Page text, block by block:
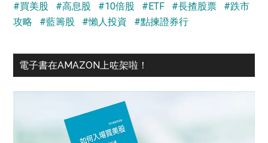
#買美股
#高息股 #10倍股 #ETF #長揸股票
#跌市
攻略
#藍籌股 #懶人投資 #點揀證券行
電子書在AMAZON上咗架啦！